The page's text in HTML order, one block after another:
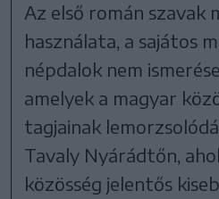
Az első román szavak
használata, a sajátos
népdalok nem
amelyek a magyar
tagjainak
Tavaly Nyárádtőn,
közösség jelentős